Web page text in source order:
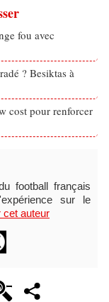
fou avec
? Besiktas à
cost pour renforcer
football français
sur le
cet auteur